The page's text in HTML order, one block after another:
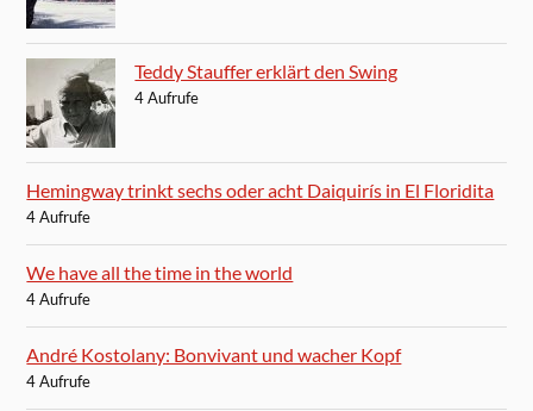
Teddy Stauffer erklärt den Swing
4 Aufrufe
Hemingway trinkt sechs oder acht Daiquirís in El Floridita
4 Aufrufe
We have all the time in the world
4 Aufrufe
André Kostolany: Bonvivant und wacher Kopf
4 Aufrufe